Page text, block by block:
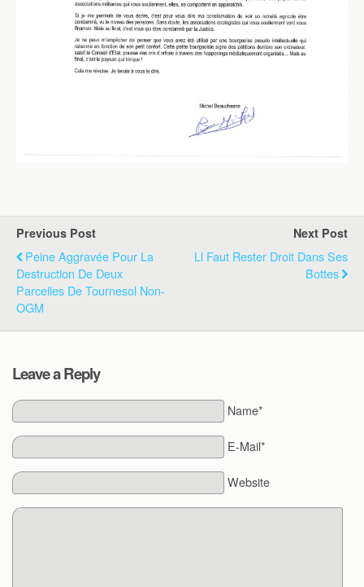
Previous Post
Peine Aggravée Pour La
Destruction De Deux
Parcelles De Tournesol Non-
OGM
Next Post
Ll Faut Rester Droit Dans Ses
Bottes
Leave a Reply
Name*
E-Mail*
Website